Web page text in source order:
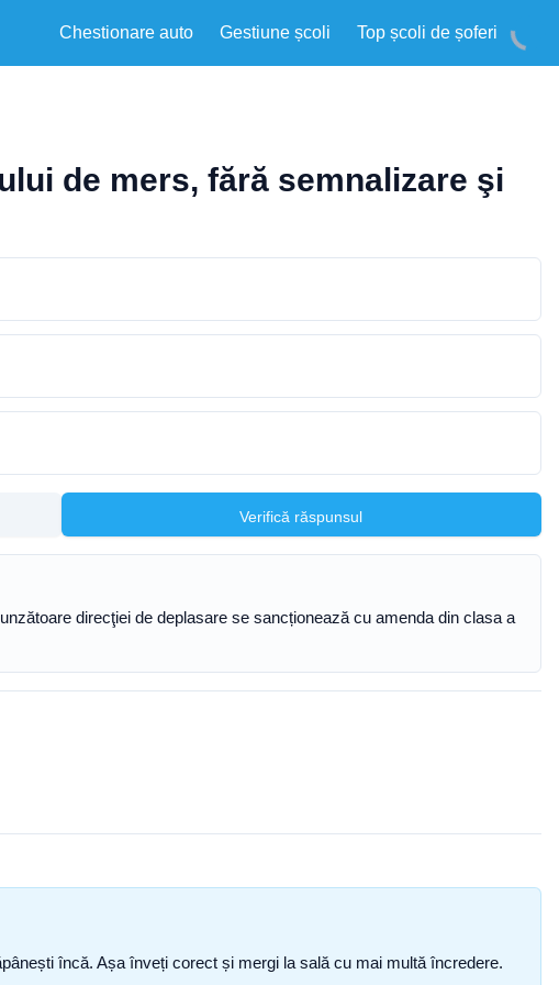
Chestionare auto Gestiune școli Top școli de șoferi
de mers, fără semnalizare şi
Verifică răspunsul
direcţiei de deplasare se sancționează cu amenda din clasa a
încă. Așa înveți corect și mergi la sală cu mai multă încredere.